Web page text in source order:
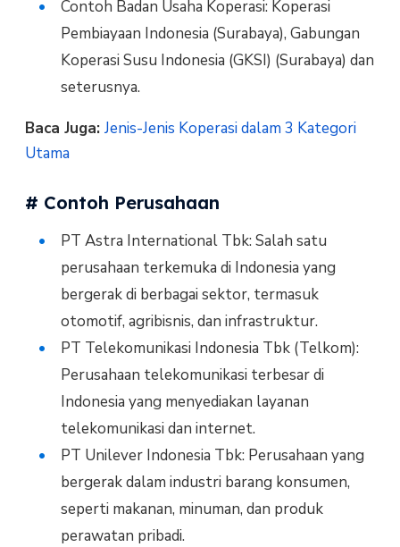
Contoh Badan Usaha Koperasi: Koperasi
Pembiayaan Indonesia (Surabaya), Gabungan
Koperasi Susu Indonesia (GKSI) (Surabaya) dan
seterusnya.
Baca Juga: Jenis-Jenis Koperasi dalam 3 Kategori
Utama
# Contoh Perusahaan
PT Astra International Tbk: Salah satu
perusahaan terkemuka di Indonesia yang
bergerak di berbagai sektor, termasuk
otomotif, agribisnis, dan infrastruktur.
PT Telekomunikasi Indonesia Tbk (Telkom):
Perusahaan telekomunikasi terbesar di
Indonesia yang menyediakan layanan
telekomunikasi dan internet.
PT Unilever Indonesia Tbk: Perusahaan yang
bergerak dalam industri barang konsumen,
seperti makanan, minuman, dan produk
perawatan pribadi.